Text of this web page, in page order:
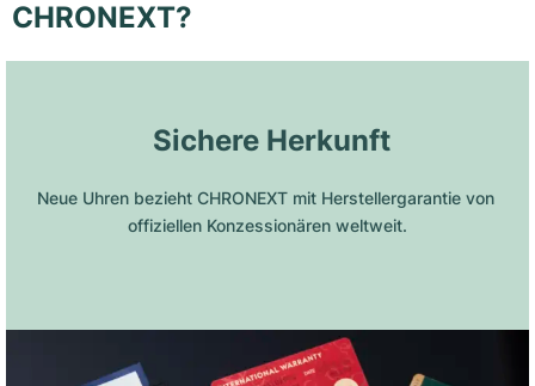
CHRONEXT?
Sichere Herkunft
Neue Uhren bezieht CHRONEXT mit Herstellergarantie von
offiziellen Konzessionären weltweit.